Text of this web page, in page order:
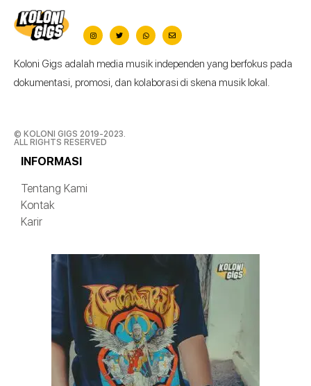
Koloni Gigs adalah media musik independen yang berfokus pada
dokumentasi, promosi, dan kolaborasi di skena musik lokal.
© KOLONI GIGS 2019-2023.
ALL RIGHTS RESERVED
INFORMASI
Tentang Kami
Kontak
Karir